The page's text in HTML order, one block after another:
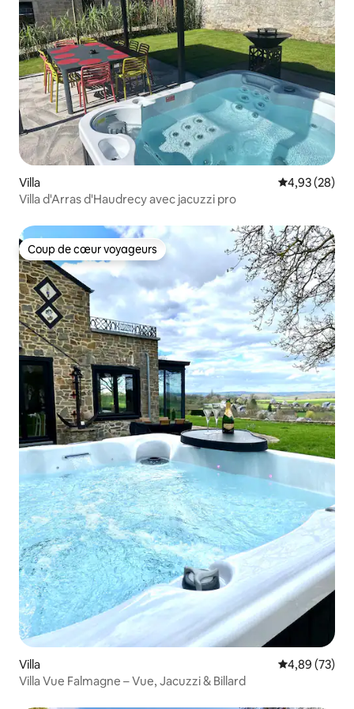
Villa Évaluation
4,93 (28)
Villa d'Arras d'Haudrecy avec jacuzzi pro
Coup de cœur voyageurs
Coup de cœur voyageurs
Villa Évaluation
4,89 (73)
Villa Vue Falmagne – Vue, Jacuzzi & Billard